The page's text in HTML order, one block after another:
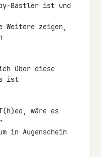
Bastler ist und
zeigen,
über diese
ist
wäre es
in Augenschein